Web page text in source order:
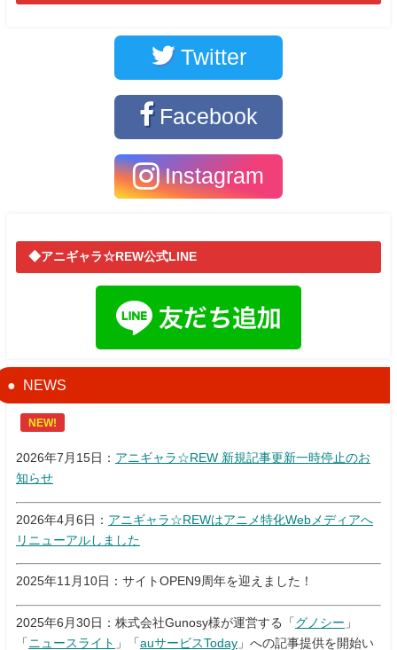
Twitter
Facebook
Instagram
◆アニギャラ☆REW公式LINE
NEWS
NEW!
2026年7月15日： アニギャラ☆REW 新規記事更新一時停止のお
知らせ
2026年4月6日： アニギャラ☆REWはアニメ特化Webメディアへ
リニューアルしました
2025年11月10日：サイトOPEN9周年を迎えました！
2025年6月30日：株式会社Gunosy様が運営する「 グノシー 」
「 ニュースライト 」「 auサービスToday 」への記事提供を開始い